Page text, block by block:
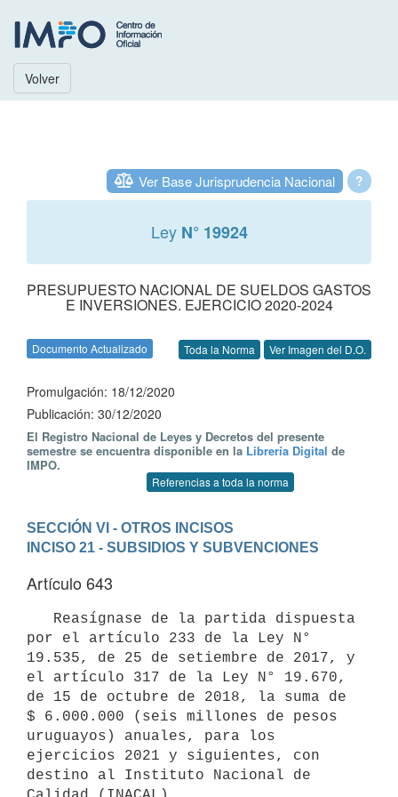
Volver
?
Ver Base Jurisprudencia Nacional
Ley N° 19924
PRESUPUESTO NACIONAL DE SUELDOS GASTOS
E INVERSIONES. EJERCICIO 2020-2024
Documento Actualizado Toda la Norma Ver Imagen del D.O.
Promulgación: 18/12/2020
Publicación: 30/12/2020
El Registro Nacional de Leyes y Decretos del presente
semestre se encuentra disponible en la Librería Digital de
IMPO.
Referencias a toda la norma
SECCIÓN VI - OTROS INCISOS
INCISO 21 - SUBSIDIOS Y SUBVENCIONES
Artículo 643
por el artículo 233 de la Ley N°
19.535, de 25 de setiembre de 2017, y
el artículo 317 de la Ley N° 19.670,
de 15 de octubre de 2018, la suma de
$ 6.000.000 (seis millones de pesos
uruguayos) anuales, para los
ejercicios 2021 y siguientes, con
destino al Instituto Nacional de